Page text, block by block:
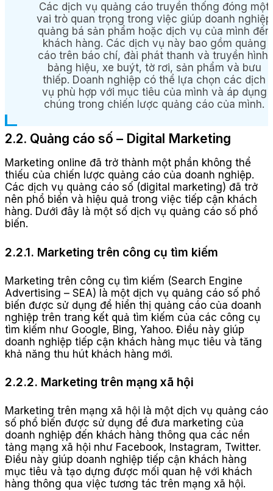
Các dịch vụ quảng cáo truyền thống đóng một
vai trò quan trọng trong việc giúp doanh nghiệp
quảng bá sản phẩm hoặc dịch vụ của mình đến
khách hàng. Các dịch vụ này bao gồm quảng
cáo trên báo chí, đài phát thanh và truyền hình,
bảng hiệu, xe buýt, tờ rơi, sản phẩm và bưu
thiếp. Doanh nghiệp có thể lựa chọn các dịch
vụ phù hợp với mục tiêu của mình và áp dụng
chúng trong chiến lược quảng cáo của mình.
2.2. Quảng cáo số – Digital Marketing
Marketing online đã trở thành một phần không thể
thiếu của chiến lược quảng cáo của doanh nghiệp.
Các dịch vụ quảng cáo số (digital marketing) đã trở
nên phổ biến và hiệu quả trong việc tiếp cận khách
hàng. Dưới đây là một số dịch vụ quảng cáo số phổ
biến.
2.2.1. Marketing trên công cụ tìm kiếm
Marketing trên công cụ tìm kiếm (Search Engine
Advertising – SEA) là một dịch vụ quảng cáo số phổ
biến được sử dụng để hiển thị quảng cáo của doanh
nghiệp trên trang kết quả tìm kiếm của các công cụ
tìm kiếm như Google, Bing, Yahoo. Điều này giúp
doanh nghiệp tiếp cận khách hàng mục tiêu và tăng
khả năng thu hút khách hàng mới.
2.2.2. Marketing trên mạng xã hội
Marketing trên mạng xã hội là một dịch vụ quảng cáo
số phổ biến được sử dụng để đưa marketing của
doanh nghiệp đến khách hàng thông qua các nền
tảng mạng xã hội như Facebook, Instagram, Twitter.
Điều này giúp doanh nghiệp tiếp cận khách hàng
mục tiêu và tạo dựng được mối quan hệ với khách
hàng thông qua việc tương tác trên mạng xã hội.